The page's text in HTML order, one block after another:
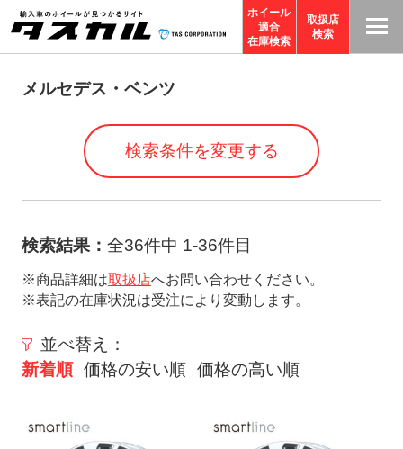
ホイール
適合
在庫検索
取扱店
検索
メルセデス・ベンツ
検索条件を変更する
検索結果： 全36件中 1-36件目
※商品詳細は取扱店へお問い合わせください。
※表記の在庫状況は受注により変動します。
並べ替え：
新着順 価格の安い順 価格の高い順
T